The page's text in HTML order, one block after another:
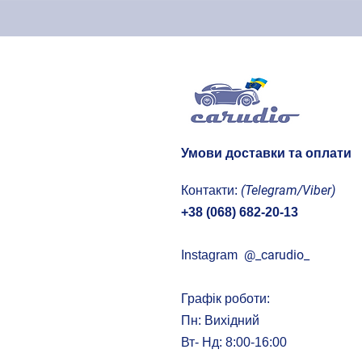
2012
2016
2017
2018
Умови доставки та оплати
Контакти: (Telegram/Viber)
+38 (068) 682-20-13
Instagram @ _carudio_
Графік роботи:
Пн: Вихідний
Вт- Нд: 8:00-16:00